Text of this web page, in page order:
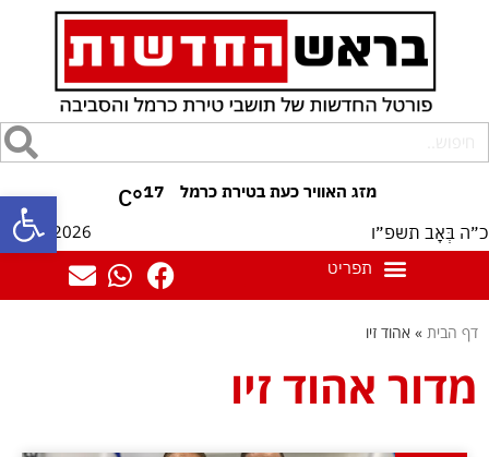
פתח 17
°C
כ״ה בְּאָב תשפ״ו 08/08/2026
דף הבית » אהוד זיו
מדור אהוד זיו